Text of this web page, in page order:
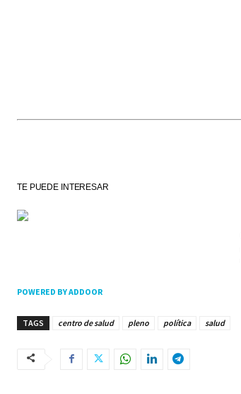
TE PUEDE INTERESAR
POWERED BY ADDOOR
TAGS centro de salud pleno política salud